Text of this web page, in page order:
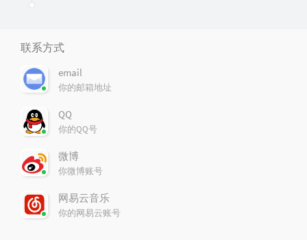
联系方式
email
你的邮箱地址
QQ
你的QQ号
微博
你微博账号
网易云音乐
你的网易云账号